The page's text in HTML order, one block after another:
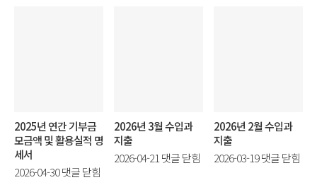
2025년 연간 기부금
모금액 및 활용실적 명
세서
2026-04-302025
댓글 닫힘
2026년 3월 수입과
지출
2026-04-21 2026
댓글 닫힘
2026년 2월 수입과
지출
2026-03-192026
댓글 닫힘